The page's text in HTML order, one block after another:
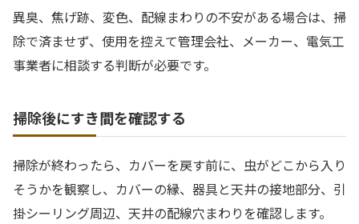
異臭、焦げ跡、変色、配線まわりの不安がある場合は、掃
除で済ませず、使用を控えて管理会社、メーカー、電気工
事業者に相談する判断が必要です。
掃除後にすき間を確認する
掃除が終わったら、カバーを戻す前に、虫がどこから入り
そうかを観察し、カバーの縁、器具と天井の接地部分、引
掛シーリング周辺、天井の配線穴まわりを確認します。